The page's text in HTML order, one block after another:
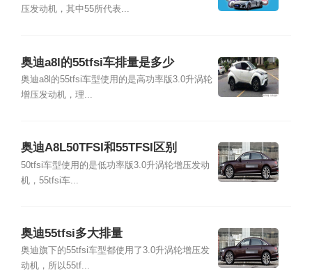
压发动机，其中55所代表...
奥迪a8l的55tfsi车排量是多少
奥迪a8l的55tfsi车型使用的是高功率版3.0升涡轮
增压发动机，理...
奥迪A8L50TFSI和55TFSI区别
50tfsi车型使用的是低功率版3.0升涡轮增压发动
机，55tfsi车...
奥迪55tfsi多大排量
奥迪旗下的55tfsi车型都使用了3.0升涡轮增压发
动机，所以55tf...